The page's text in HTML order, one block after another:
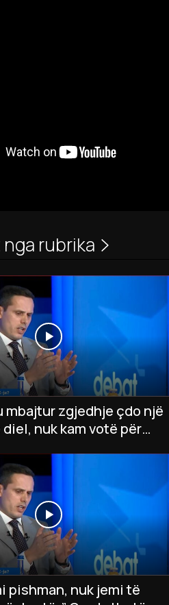
rubrika
mbajtur zgjedhje çdo një
nuk kam votë për
pishman, nuk jemi të